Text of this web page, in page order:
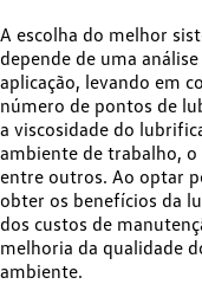
A escolha do melhor
depende de uma
aplicação, levando em
número de pontos de
a viscosidade do
ambiente de trabalho,
entre outros. Ao optar
obter os benefícios da
dos custos de
melhoria da qualidade
ambiente.